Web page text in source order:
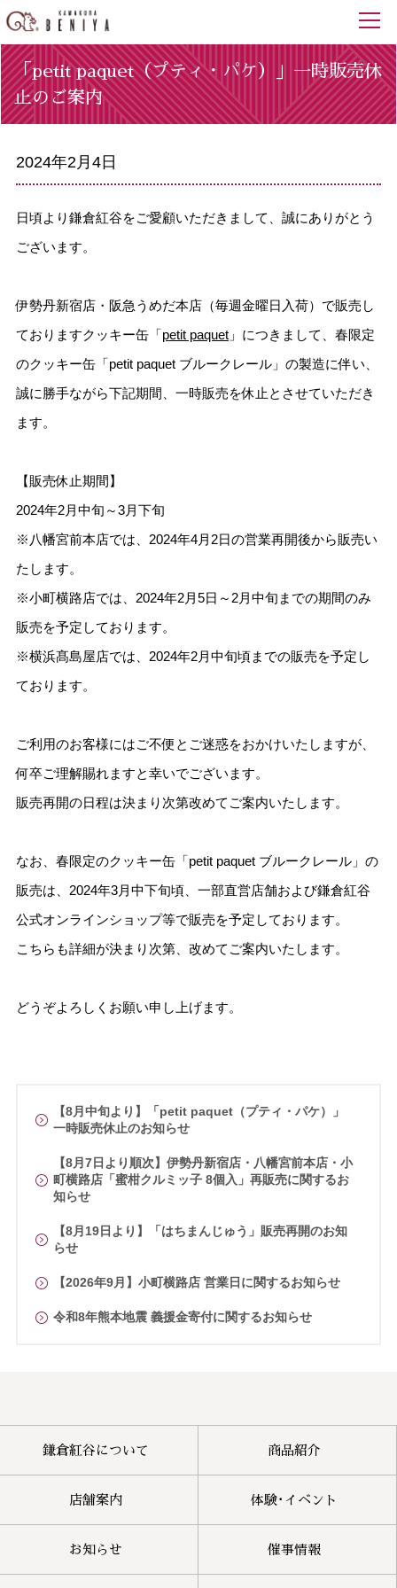
「petit paquet（プティ・パケ）」一時販売休
止のご案内
2024年2月4日
日頃より鎌倉紅谷をご愛顧いただきまして、誠にありがとう
ございます。
伊勢丹新宿店・阪急うめだ本店（毎週金曜日入荷）で販売し
ておりますクッキー缶「petit paquet」につきまして、春限定
のクッキー缶「petit paquet ブルークレール」の製造に伴い、
誠に勝手ながら下記期間、一時販売を休止とさせていただき
ます。
【販売休止期間】
2024年2月中旬～3月下旬
※八幡宮前本店では、2024年4月2日の営業再開後から販売い
たします。
※小町横路店では、2024年2月5日～2月中旬までの期間のみ
販売を予定しております。
※横浜髙島屋店では、2024年2月中旬頃までの販売を予定し
ております。
ご利用のお客様にはご不便とご迷惑をおかけいたしますが、
何卒ご理解賜れますと幸いでございます。
販売再開の日程は決まり次第改めてご案内いたします。
なお、春限定のクッキー缶「petit paquet ブルークレール」の
販売は、2024年3月中下旬頃、一部直営店舗および鎌倉紅谷
公式オンラインショップ等で販売を予定しております。
こちらも詳細が決まり次第、改めてご案内いたします。
どうぞよろしくお願い申し上げます。
【8月中旬より】「petit paquet（プティ・パケ）」
一時販売休止のお知らせ
【8月7日より順次】伊勢丹新宿店・八幡宮前本店・小
町横路店「蜜柑クルミッ子 8個入」再販売に関するお
知らせ
【8月19日より】「はちまんじゅう」販売再開のお知
らせ
【2026年9月】小町横路店 営業日に関するお知らせ
令和8年熊本地震 義援金寄付に関するお知らせ
鎌倉紅谷について 商品紹介
店舗案内 体験･イベント
お知らせ 催事情報